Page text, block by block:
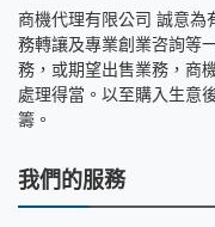
商機代理有限公司 誠意為
務轉讓及專業創業咨詢等
務，或期望出售業務，商
處理得當。以至購入生意
籌。
我們的服務